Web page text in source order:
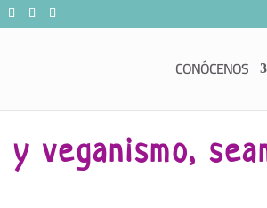
CONÓCENOS
y veganismo,